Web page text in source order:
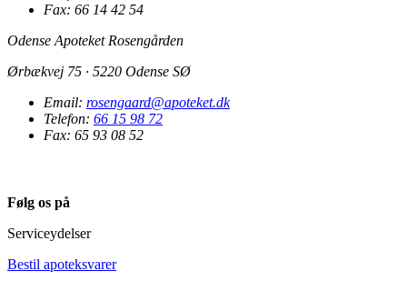
Fax: 66 14 42 54
Odense Apoteket Rosengården
Ørbækvej 75 · 5220 Odense SØ
Email: rosengaard@apoteket.dk
Telefon: 66 15 98 72
Fax: 65 93 08 52
Følg os på
Serviceydelser
Bestil apoteksvarer